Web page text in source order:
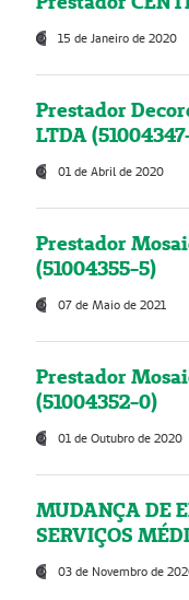
15 de Janeiro de 2020
Prestador
LTDA
01 de Abril de 2020
Prestador
(51004355-5)
07 de Maio de 2021
Prestador
(51004352-0)
01 de Outubro de 2020
MUDANÇA DE
SERVIÇOS
03 de Novembro de